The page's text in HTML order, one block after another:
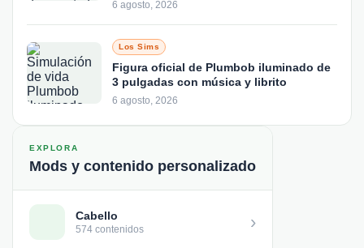
6 agosto, 2026
Los Sims
Figura oficial de Plumbob iluminado de
3 pulgadas con música y librito
6 agosto, 2026
EXPLORA
Mods y contenido personalizado
Cabello
574 contenidos ›